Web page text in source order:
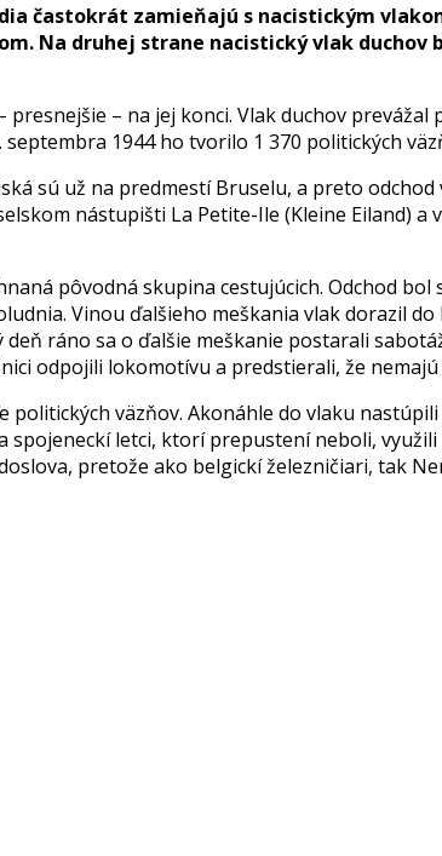
častokrát zamieňajú s nacistickým
Na druhej strane nacistický vlak duchov
– na jej konci. Vlak duchov prevážal
1944 ho tvorilo 1 370 politických
sú už na predmestí Bruselu, a preto
nástupišti La Petite-Ile (Kleine Eiland) a
pôvodná skupina cestujúcich. Odchod
Vinou ďalšieho meškania vlak dorazil do
ráno sa o ďalšie meškanie postarali
odpojili lokomotívu a predstierali, že
väzňov. Akonáhle do vlaku
letci, ktorí prepustení neboli,
pretože ako belgickí železničiari, tak